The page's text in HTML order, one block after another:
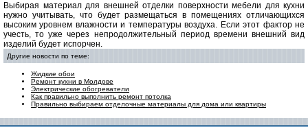
Выбирая материал для внешней отделки поверхности мебели для кухни
нужно учитывать, что будет размещаться в помещениях отличающихся
высоким уровнем влажности и температуры воздуха. Если этот фактор не
учесть, то уже через непродолжительный период времени внешний вид
изделий будет испорчен.
Другие новости по теме:
Жидкие обои
Ремонт кухни в Молдове
Электрические обогреватели
Как правильно выполнить ремонт потолка
Правильно выбираем отделочные материалы для дома или квартиры